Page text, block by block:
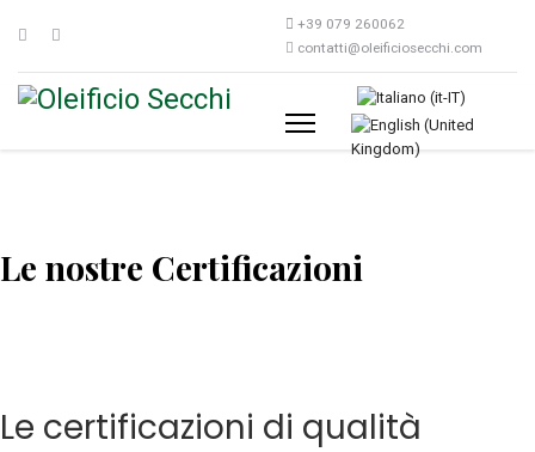
+39 079 260062
contatti@oleificiosecchi.com
Seleziona la tua lingua
Le nostre Certificazioni
Le certificazioni di qualità